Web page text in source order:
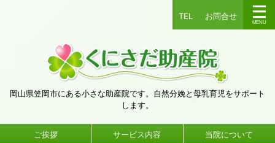
TEL お問合せ
岡山県笠岡市にある小さな助産院です。自然分娩と母乳育児をサポート
します。
ご挨拶 サービス内容 当院について